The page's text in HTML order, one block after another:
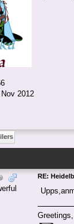
2012
RE:
Greetings,